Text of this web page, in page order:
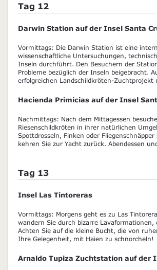
Tag 12
Darwin Station auf der Insel Santa
Vormittags: Die Darwin Station ist eine
wissenschaftliche Untersuchungen,
Inseln durchführt. Den Besuchern der
Probleme bezüglich der Inseln beigebracht.
erfolgreichen Landschildkröten-Zuchtprojekt
Hacienda Primicias auf der Insel
Nachmittags: Nach dem Mittagessen
Riesenschildkröten in ihrer natürlichen
Spottdrosseln, Finken oder
kehren Sie zur Yacht zurück. Abendessen
Tag 13
Insel Las Tintoreras
Vormittags: Morgens geht es zu Las
wandern Sie durch bizarre
Achten Sie auf die kleine Bucht, die von
Ihre Gelegenheit, mit Haien zu schnorcheln!
Arnaldo Tupiza Zuchtstation auf der